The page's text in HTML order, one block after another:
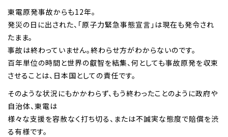
東電原発事故からも12年。
発災の日に出された、「原子力緊急事態宣言」は現在も発令され
たまま。
事故は終わっていません。終わらせ方がわからないのです。
百年単位の時間と世界の叡智を結集、何としても事故原発を収束
させることは、日本国としての責任です。
そのような状況にもかかわらず、もう終わったことのように政府や
自治体、東電は
様々な支援を容赦なく打ち切る、または不誠実な態度で賠償を渋
る有様です。